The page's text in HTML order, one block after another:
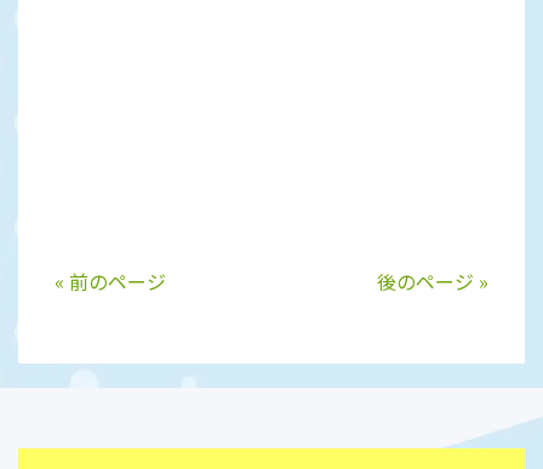
« 前のページ 後のページ »